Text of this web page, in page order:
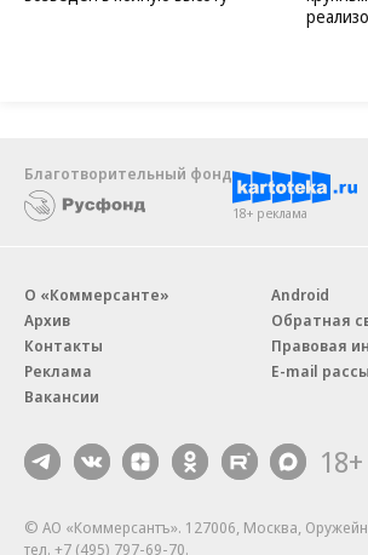
Благотворительный фонд
18+ реклама
О «Коммерсанте»
Архив
Контакты
Реклама
Вакансии
Android
Обратная
Правовая
E-mail
18+
© АО «Коммерсантъ». 127006, Москва,
тел. +7 (495) 797-69-70.